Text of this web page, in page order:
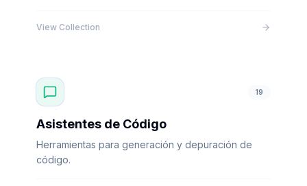
View Collection
19
Asistentes de Código
Herramientas para generación y depuración de
código.